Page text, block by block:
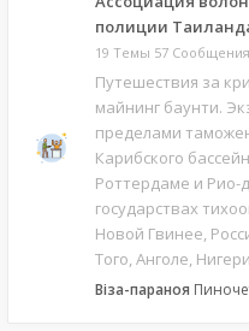
полиции
19 Темы 57 Сообщения
Путешествия за
майнинг баунти.
пределами
Карибского
Роттердаме и Рио-
государствах
Новой Гвинее,
Того, Анголе,
Віза-параноя